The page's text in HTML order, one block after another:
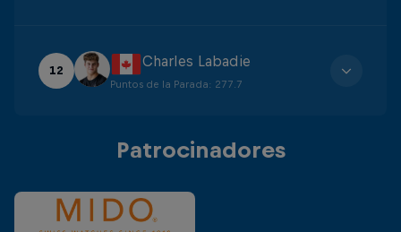
12
Charles Labadie
Puntos de la Parada: 277.7
Patrocinadores